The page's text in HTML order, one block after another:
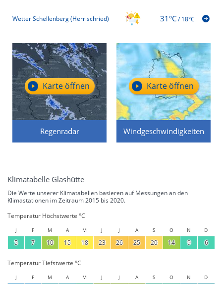
Wetter Schellenberg (Herrischried) 31°C/18°C
Regenradar
Karte öffnen
Windgeschwindigkeiten
Karte öffnen
Klimatabelle Glashütte
Die Werte unserer Klimatabellen basieren auf Messungen an den
Klimastationen im Zeitraum 2015 bis 2020.
Temperatur Höchstwerte °C
J F M A M J J A S O N D
5 7 10 15 18 23 26 25 20 14 9 6
Temperatur Tiefstwerte °C
J F M A M J J A S O N D